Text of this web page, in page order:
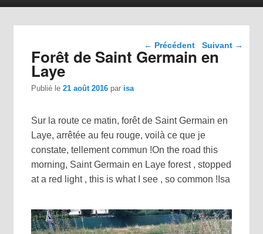
Navigation dans les
articles
← Précédent Suivant →
Forêt de Saint Germain en
Laye
Publié le21 août 2016 par isa
Sur la route ce matin, forêt de Saint Germain en
Laye, arrêtée au feu rouge, voilà ce que je
constate, tellement commun !On the road this
morning, Saint Germain en Laye forest , stopped
at a red light , this is what I see , so common !Isa